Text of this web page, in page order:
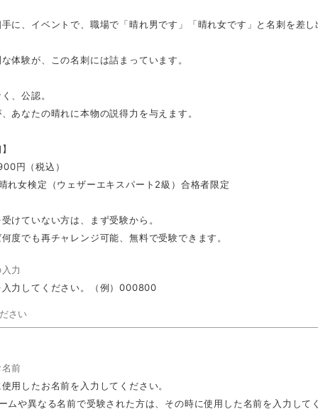
に、イベントで、職場で「晴れ男です」「晴れ女です」と名刺を差
体験が、この名刺には詰まっています。
、公認。
あなたの晴れに本物の説得力を与えます。
円（税込）
れ女検定（ウェザーエキスパート2級）合格者限定
けていない方は、まず受験から。
度でも再チャレンジ可能、無料で受験できます。
入力
入力してください。（例）000800
名前
用したお名前を入力してください。
ムや異なる名前で受験された方は、その時に使用した名前を入力して